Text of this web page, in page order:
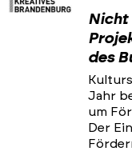
Nicht
des
Jahr
um
Der